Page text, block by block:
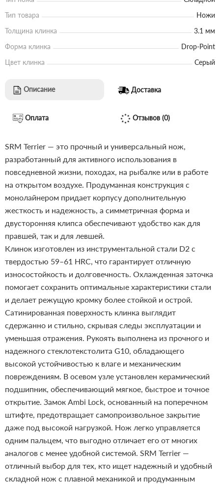
Тип товара
Ножи
Толщина клинка
3.1 мм
Форма клинка
Drop-Point
Цвет клинка
Серый
Описание Доставка
Оплата Отзывов (0)
SRM Terrier — это прочный и универсальный нож,
разработанный для активного использования в
повседневной жизни, походах, на рыбалке или в работе
на открытом воздухе. Продуманная конструкция с
монолайнером придает корпусу дополнительную
жесткость и надежность, а симметричная форма и
двусторонняя клипса обеспечивают удобство как для
правшей, так и для левшей.
Клинок изготовлен из инструментальной стали D2 с
твердостью 59–61 HRC, что гарантирует отличную
износостойкость и долговечность. Охлажденная заточка
помогает сохранить оптимальные характеристики стали
и делает режущую кромку более стойкой и острой.
Сатинированная поверхность клинка выглядит
сдержанно и стильно, скрывая следы эксплуатации и
уменьшая отражения. Рукоять выполнена из прочного и
надежного стеклотекстолита G10, обладающего
высокой устойчивостью к влаге и механическим
повреждениям. В осевом узле установлен керамический
подшипник, обеспечивающий мягкое, быстрое и точное
открытие. Замок Ambi Lock, основанный на поперечном
штифте, предотвращает самопроизвольное закрытие
даже под высокой нагрузкой. Нож легко управляется
одним пальцем, что выгодно отличает его от многих
аналогов с менее удобной системой. SRM Terrier —
отличный выбор для тех, кто ищет надежный и удобный
складной нож с плавной механикой и продуманным